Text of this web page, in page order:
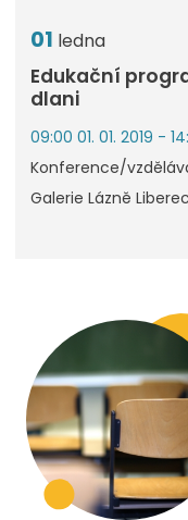
01 ledna
Edukační
dlani
09:00 01. 01. 2019 -
Konference/
Galerie Lázně Liberec